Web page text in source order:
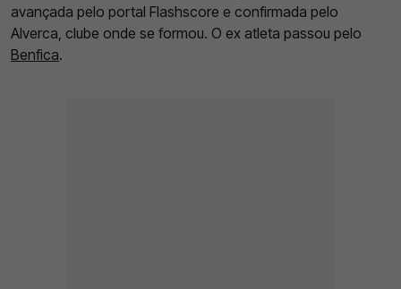
avançada pelo portal Flashscore e confirmada pelo
Alverca, clube onde se formou. O ex atleta passou pelo
Benfica.